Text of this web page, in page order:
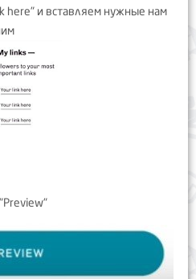
here" и вставляем нужные нам